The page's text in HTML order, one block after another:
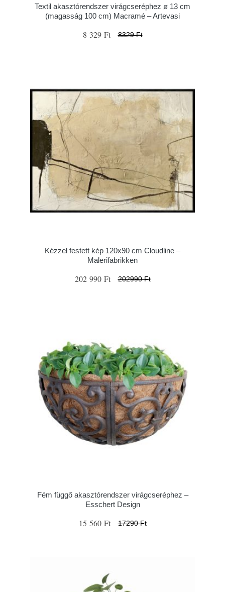
Textil akasztórendszer virágcseréphez ø 13 cm
(magasság 100 cm) Macramé – Artevasi
8 329 Ft 8329 Ft
Kézzel festett kép 120x90 cm Cloudline –
Malerifabrikken
202 990 Ft 202990 Ft
Fém függő akasztórendszer virágcseréphez –
Esschert Design
15 560 Ft 17290 Ft